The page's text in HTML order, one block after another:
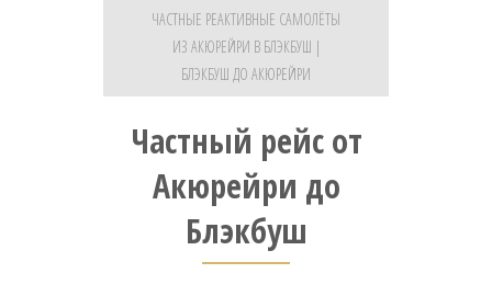
ЧАСТНЫЕ РЕАКТИВНЫЕ САМОЛЁТЫ
ИЗ АКЮРЕЙРИ В БЛЭКБУШ |
БЛЭКБУШ ДО АКЮРЕЙРИ
Частный рейс от
Акюрейри до
Блэкбуш